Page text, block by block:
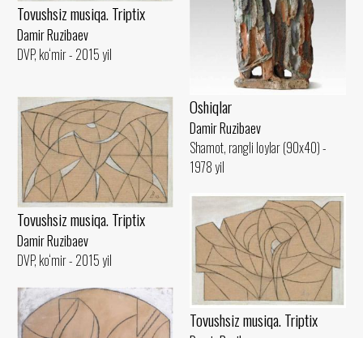
Oshiqlar
Damir Ruzibaev
Shamot, rangli loylar (90x40) -
1978 yil
Tovushsiz musiqa. Triptix
Damir Ruzibaev
DVP, ko‘mir - 2015 yil
Tovushsiz musiqa. Triptix
Damir Ruzibaev
DVP, ko‘mir - 2015 yil
Tovushsiz musiqa. Triptix